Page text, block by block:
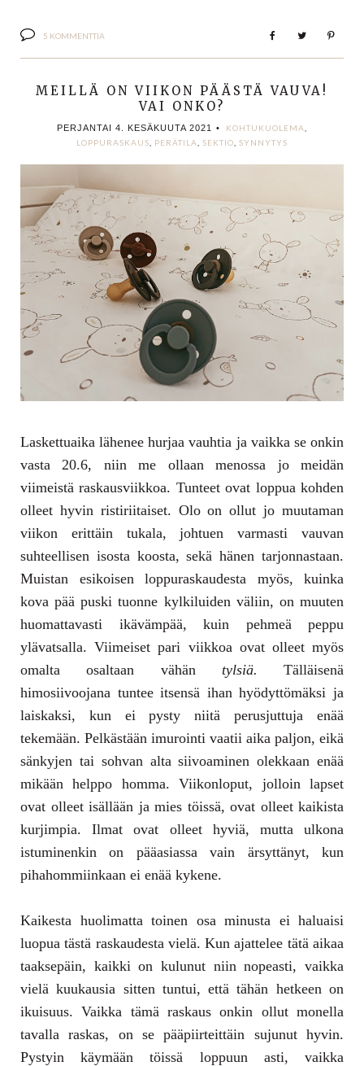
5 KOMMENTTIA
MEILLÄ ON VIIKON PÄÄSTÄ VAUVA!
VAI ONKO?
PERJANTAI 4. KESÄKUUTA 2021 • KOHTUKUOLEMA
LOPPURASKAUS
PERÄTILA SEKTIO SYNNYTYS
Laskettuaika lähenee hurjaa vauhtia ja vaikka se onkin
vasta 20.6, niin me ollaan menossa jo meidän
viimeistä raskausviikkoa. Tunteet ovat loppua kohden
olleet hyvin ristiriitaiset. Olo on ollut jo muutaman
viikon erittäin tukala, johtuen varmasti vauvan
suhteellisen isosta koosta, sekä hänen tarjonnastaan.
Muistan esikoisen loppuraskaudesta myös, kuinka
kova pää puski tuonne kylkiluiden väliin, on muuten
huomattavasti ikävämpää, kuin pehmeä peppu
ylävatsalla. Viimeiset pari viikkoa ovat olleet myös
omalta osaltaan vähän tylsiä. Tälläisenä
himosiivoojana tuntee itsensä ihan hyödyttömäksi ja
laiskaksi, kun ei pysty niitä perusjuttuja enää
tekemään. Pelkästään imurointi vaatii aika paljon, eikä
sänkyjen tai sohvan alta siivoaminen olekkaan enää
mikään helppo homma. Viikonloput, jolloin lapset
ovat olleet isällään ja mies töissä, ovat olleet kaikista
kurjimpia. Ilmat ovat olleet hyviä, mutta ulkona
istuminenkin on pääasiassa vain ärsyttänyt, kun
pihahommiinkaan ei enää kykene.
Kaikesta huolimatta toinen osa minusta ei haluaisi
luopua tästä raskaudesta vielä. Kun ajattelee tätä aikaa
taaksepäin, kaikki on kulunut niin nopeasti, vaikka
vielä kuukausia sitten tuntui, että tähän hetkeen on
ikuisuus. Vaikka tämä raskaus onkin ollut monella
tavalla raskas, on se pääpiirteittäin sujunut hyvin.
Pystyin käymään töissä loppuun asti, vaikka